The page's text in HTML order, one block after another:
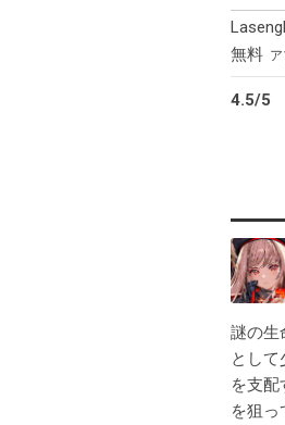
無料
4.5/5
謎の生
とし
を支
を狙っ